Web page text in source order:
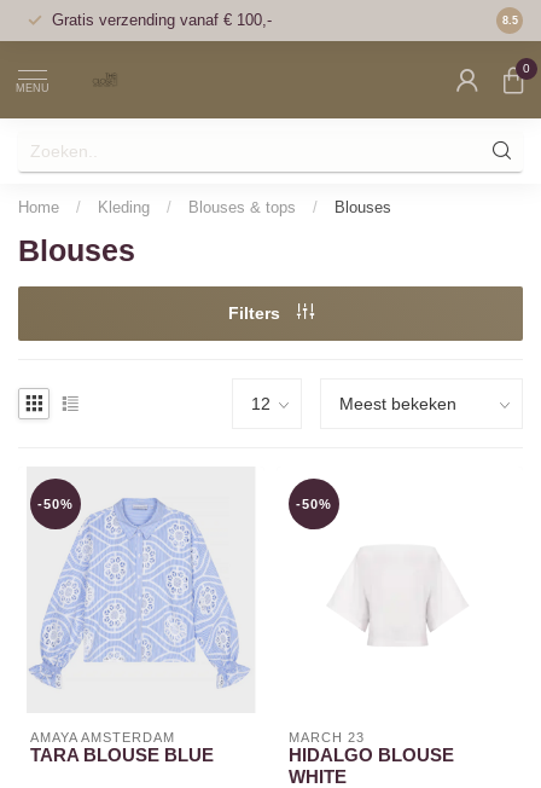
Gratis verzending vanaf € 100,- Voor
8.5
MENU
0
Home / Kleding / Blouses & tops / Blouses
Blouses
Filters
-50%
AMAYA AMSTERDAM
TARA BLOUSE BLUE
-50%
MARCH 23
HIDALGO BLOUSE
WHITE